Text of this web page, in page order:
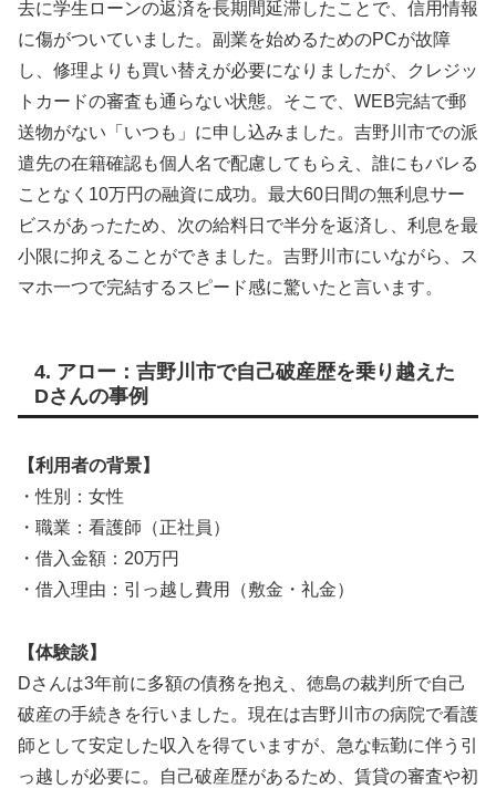
去に学生ローンの返済を長期間延滞したことで、信用情報
に傷がついていました。副業を始めるためのPCが故障
し、修理よりも買い替えが必要になりましたが、クレジッ
トカードの審査も通らない状態。そこで、WEB完結で郵
送物がない「いつも」に申し込みました。吉野川市での派
遣先の在籍確認も個人名で配慮してもらえ、誰にもバレる
ことなく10万円の融資に成功。最大60日間の無利息サー
ビスがあったため、次の給料日で半分を返済し、利息を最
小限に抑えることができました。吉野川市にいながら、ス
マホ一つで完結するスピード感に驚いたと言います。
4. アロー：吉野川市で自己破産歴を乗り越えた
Dさんの事例
【利用者の背景】
・性別：女性
・職業：看護師（正社員）
・借入金額：20万円
・借入理由：引っ越し費用（敷金・礼金）
【体験談】
Dさんは3年前に多額の債務を抱え、徳島の裁判所で自己
破産の手続きを行いました。現在は吉野川市の病院で看護
師として安定した収入を得ていますが、急な転勤に伴う引
っ越しが必要に。自己破産歴があるため、賃貸の審査や初